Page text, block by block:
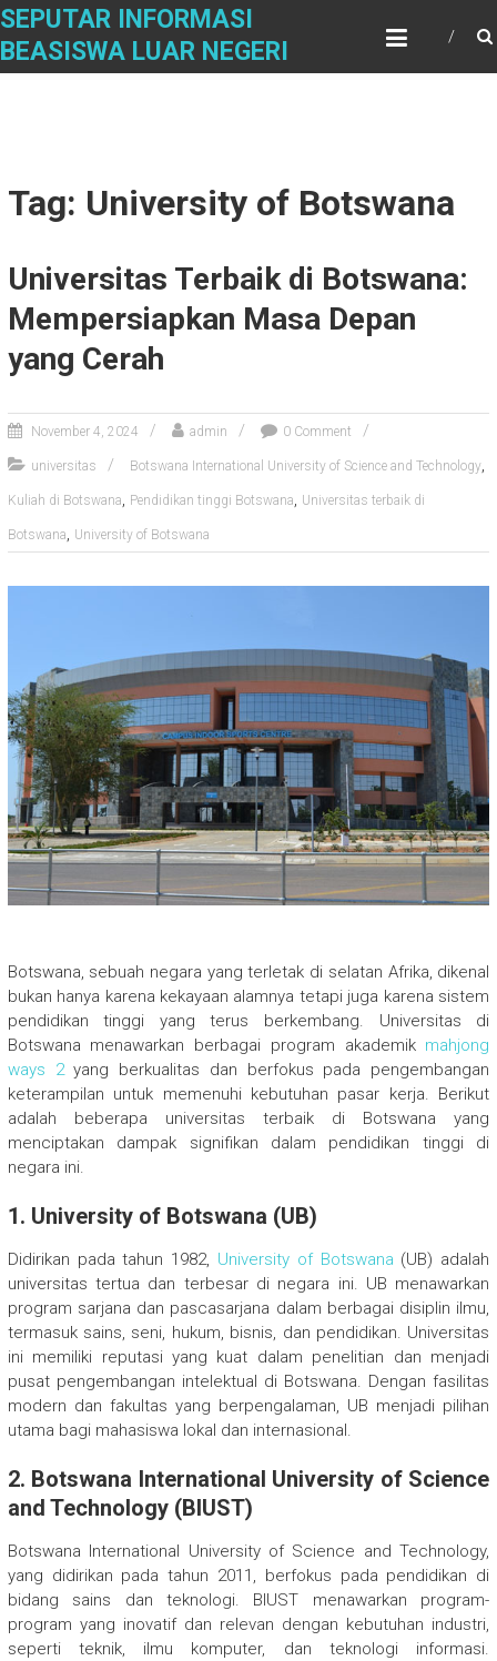
Skip
content
SEPUTAR INFORMASI
BEASISWA LUAR NEGERI
Tag: University of Botswana
Universitas Terbaik di Botswana:
Mempersiapkan Masa Depan
yang Cerah
November 4, 2024 admin 0 Comment
universitas Botswana International University of Science and Technology,
Kuliah di Botswana, Pendidikan tinggi Botswana, Universitas terbaik di
Botswana, University of Botswana
Botswana, sebuah negara yang terletak di selatan Afrika, dikenal
bukan hanya karena kekayaan alamnya tetapi juga karena sistem
pendidikan tinggi yang terus berkembang. Universitas di
Botswana menawarkan berbagai program akademik mahjong
ways 2yang berkualitas dan berfokus pada pengembangan
keterampilan untuk memenuhi kebutuhan pasar kerja. Berikut
adalah beberapa universitas terbaik di Botswana yang
menciptakan dampak signifikan dalam pendidikan tinggi di
negara ini.
1. University of Botswana (UB)
Didirikan pada tahun 1982, University of Botswana (UB) adalah
universitas tertua dan terbesar di negara ini. UB menawarkan
program sarjana dan pascasarjana dalam berbagai disiplin ilmu,
termasuk sains, seni, hukum, bisnis, dan pendidikan. Universitas
ini memiliki reputasi yang kuat dalam penelitian dan menjadi
pusat pengembangan intelektual di Botswana. Dengan fasilitas
modern dan fakultas yang berpengalaman, UB menjadi pilihan
utama bagi mahasiswa lokal dan internasional.
2. Botswana International University of Science
and Technology (BIUST)
Botswana International University of Science and Technology,
yang didirikan pada tahun 2011, berfokus pada pendidikan di
bidang sains dan teknologi. BIUST menawarkan program-
program yang inovatif dan relevan dengan kebutuhan industri,
seperti teknik, ilmu komputer, dan teknologi informasi.